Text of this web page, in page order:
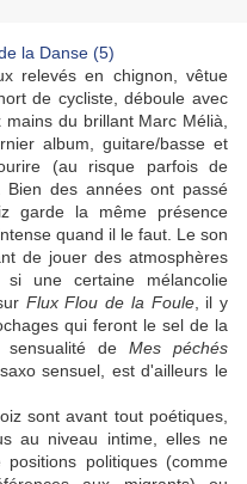
relevés en chignon, vêtue
de cycliste, déboule avec
du brillant Marc Mélià,
album, guitare/basse et
(au risque parfois de
des années ont passé
garde la même présence
quand il le faut. Le son
de jouer des atmosphères
si une certaine mélancolie
Flux Flou de la Foule, il y
qui feront le sel de la
sensualité deMes péchés
sensuel, est d'ailleurs le
sont avant tout poétiques,
au niveau intime, elles ne
politiques (comme